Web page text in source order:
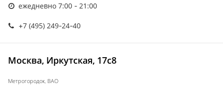
ежедневно 7:00 - 21:00
+7 (495) 249-24-40
Москва, Иркутская, 17с8
Метрогородок, ВАО